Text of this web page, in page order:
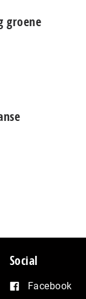
groene
Social
Facebook